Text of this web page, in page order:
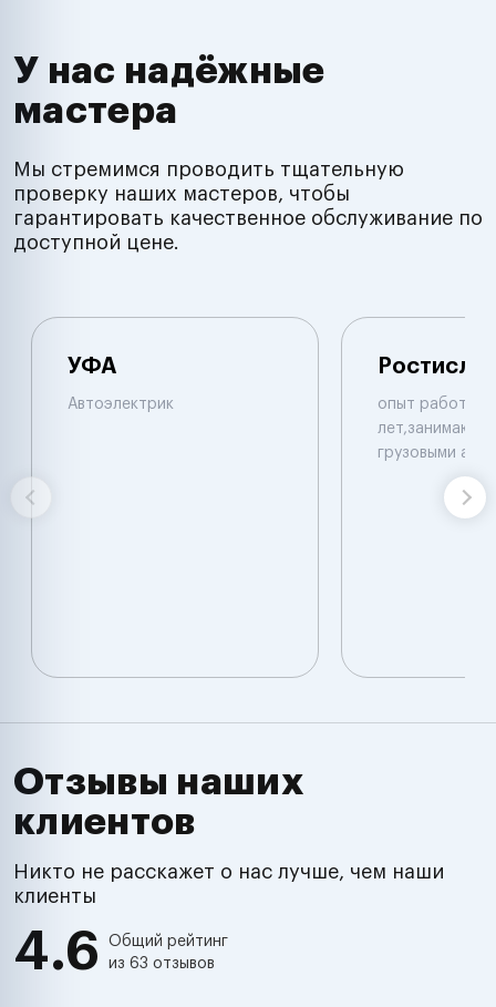
У нас надёжные
мастера
Мы стремимся проводить тщательную
проверку наших мастеров, чтобы
гарантировать качественное обслуживание по
доступной цене.
УФА
Автоэлектрик
Ростислав
опыт работы
лет,занимаюсь
грузовыми
Отзывы наших
клиентов
Никто не расскажет о нас лучше, чем наши
клиенты
4.6
Общий рейтинг
из 63 отзывов